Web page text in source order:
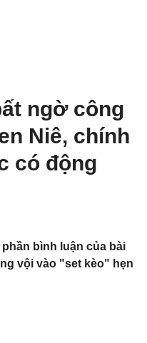
ngờ công
Niê, chính
có động
bình luận của bài
vội vào "set kèo" hẹn